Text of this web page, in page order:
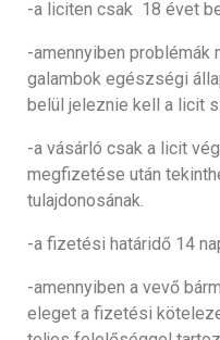
-a liciten csak 18 évet
-amennyiben problémák
galambok egészségi
belül jeleznie kell a licit
-a vásárló csak a licit
megfizetése után
tulajdonosának.
-a fizetési határidő 14
-amennyiben a vevő
eleget a fizetési